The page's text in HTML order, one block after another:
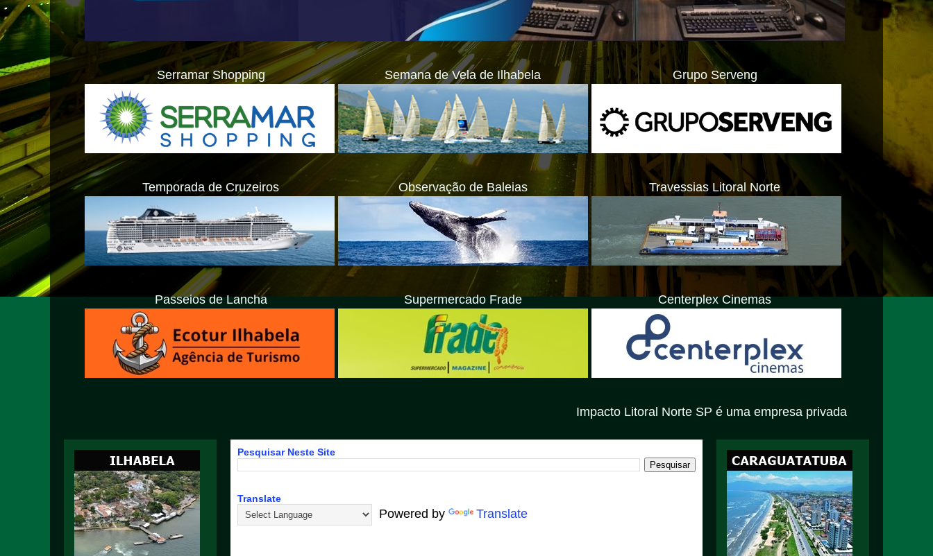
Serramar Shopping Semana de Vela de Ilhabela Grupo Serveng
Temporada de Cruzeiros Observação de Baleias Travessias Litoral Norte
Passeios de Lancha Supermercado Frade Centerplex Cinemas
Impacto Litoral Norte SP é uma empresa privada com atendimento
Pesquisar Neste Site
Translate
Powered by Translate